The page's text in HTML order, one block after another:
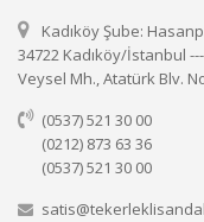
Kadıköy Şube:
34722 Kadıköy/İstanbul
Veysel Mh., Atatürk Blv.
(0537) 521 30 00
(0212) 873 63 36
(0537) 521 30 00